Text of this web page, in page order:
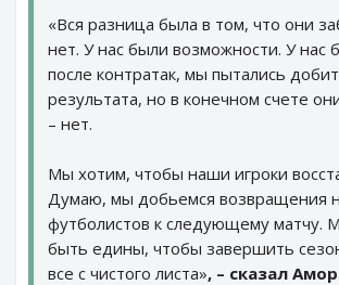
«Вся разница была в том, что они
нет. У нас были возможности. У нас
после контратак, мы пытались
результата, но в конечном счете
– нет.
Мы хотим, чтобы наши игроки
Думаю, мы добьемся возвращения
футболистов к следующему матчу.
быть едины, чтобы завершить
все с чистого листа», – сказал